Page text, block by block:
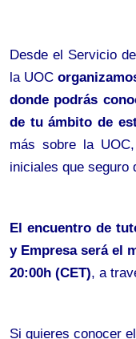
Desde el Servicio
la UOC
donde podrás
de tu ámbito de
más sobre la
iniciales que seguro
El encuentro de
y Empresa será el
20:00h (CET), a
Si quieres conocer